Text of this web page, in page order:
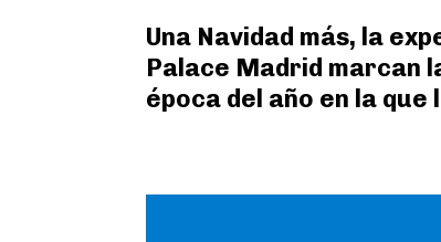
Una Navidad más, la
Palace Madrid marcan
época del año en la